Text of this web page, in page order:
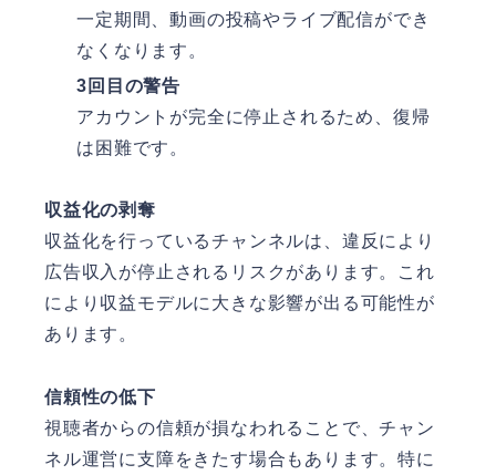
一定期間、動画の投稿やライブ配信ができ
なくなります。
3回目の警告
アカウントが完全に停止されるため、復帰
は困難です。
収益化の剥奪
収益化を行っているチャンネルは、違反により
広告収入が停止されるリスクがあります。これ
により収益モデルに大きな影響が出る可能性が
あります。
信頼性の低下
視聴者からの信頼が損なわれることで、チャン
ネル運営に支障をきたす場合もあります。特に